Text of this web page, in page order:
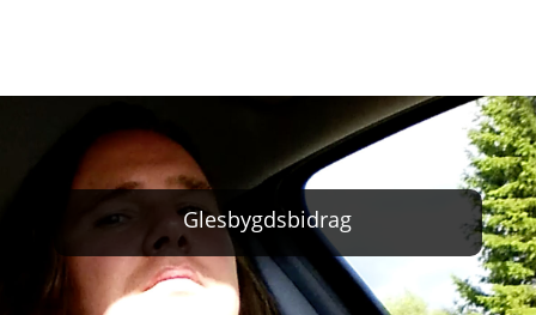
Glesbygdsbidrag